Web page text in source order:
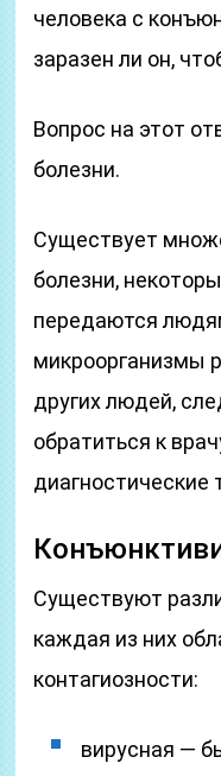
человека с
заразен ли он,
Вопрос на этот
болезни.
Существует
болезни,
передаются
микроорганизмы
других людей,
обратиться к
диагностические
Существуют
каждая из них
контагиозности:
вирусная —